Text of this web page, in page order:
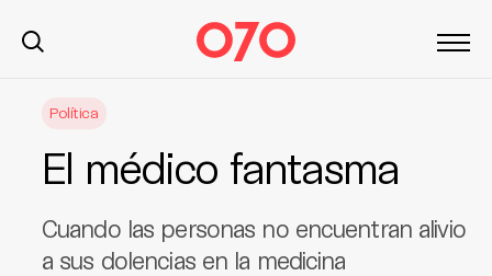
Política
El médico fantasma
Cuando las personas no encuentran alivio
a sus dolencias en la medicina